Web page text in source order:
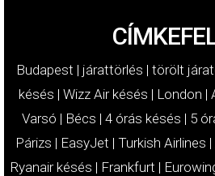
Budapest | járattörlés | törölt
késés | Wizz Air késés | London |
Varsó | Bécs | 4 órás késés | 5
Párizs | EasyJet | Turkish Airlines |
Ryanair késés | Frankfurt |